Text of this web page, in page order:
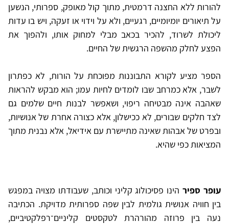
להורות ללא החצנה דרמטית, מתוך קול מאופק, ספרותי, הנשען
על תיאורים יומיומיים, רגעיים, ולא על וידוי או זעקה, ויש בו עדות
ליכולת לשרוד, להכיר בכאב מבלי למחוק אותו, ולהפוך את
הפצע לחלק מהשפה הרגשית של החיים.
הספר מציע לקורא התבוננות מפוכחת על הורות, לא כפתרון
לשבר, אלא כמרחב שבו לומדים לחיות עמו; הוא מבקש להראות
שאהבה אינה מבטיחה ריפוי, ושאפשר לבנות חיים שלמים גם
לצד חלקים שבורים, לא ככישלון, אלא כצורה אחרת של אנושיות,
ובפרט של אבהות שאינה מתיישרת עם אידיאל, אלא נבנית מתוך
המציאות כפי שהיא.
עופר ספירהינו פסיכולוג קליני וכותב, שעבודתו מצויה במפגש
בין חוויה אנושית גולמית לבין שפה ספרותית מדויקת. הכתיבה
נעה בין פרוזה מהורהרת לטקסטים קליניים־רפלקטיביים,